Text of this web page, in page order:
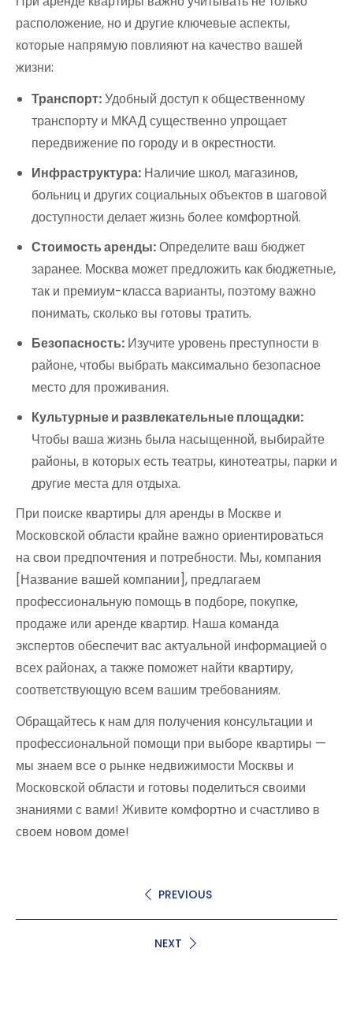
расположение, но и другие ключевые аспекты,
которые напрямую повлияют на качество вашей
жизни:
Транспорт:Удобный доступ к общественному
транспорту и МКАД существенно упрощает
передвижение по городу и в окрестности.
Инфраструктура: Наличие школ, магазинов,
больниц и других социальных объектов в шаговой
доступности делает жизнь более комфортной.
Стоимость аренды:Определите ваш бюджет
заранее. Москва может предложить как бюджетные,
так и премиум-класса варианты, поэтому важно
понимать, сколько вы готовы тратить.
Безопасность: Изучите уровень преступности в
районе, чтобы выбрать максимально безопасное
место для проживания.
Культурные и развлекательные площадки:
Чтобы ваша жизнь была насыщенной, выбирайте
районы, в которых есть театры, кинотеатры, парки и
другие места для отдыха.
При поиске квартиры для аренды в Москве и
Московской области крайне важно ориентироваться
на свои предпочтения и потребности. Мы, компания
[Название вашей компании], предлагаем
профессиональную помощь в подборе, покупке,
продаже или аренде квартир. Наша команда
экспертов обеспечит вас актуальной информацией о
всех районах, а также поможет найти квартиру,
соответствующую всем вашим требованиям.
Обращайтесь к нам для получения консультации и
профессиональной помощи при выборе квартиры —
мы знаем все о рынке недвижимости Москвы и
Московской области и готовы поделиться своими
знаниями с вами! Живите комфортно и счастливо в
своем новом доме!
PREVIOUS
NEXT